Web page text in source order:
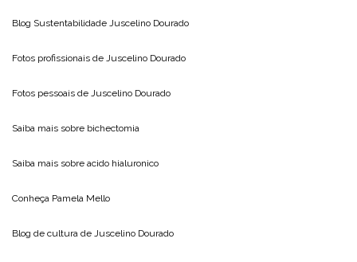
Blog Sustentabilidade Juscelino Dourado
Fotos profissionais de Juscelino Dourado
Fotos pessoais de Juscelino Dourado
Saiba mais sobre bichectomia
Saiba mais sobre acido hialuronico
Conheça Pamela Mello
Blog de cultura de Juscelino Dourado